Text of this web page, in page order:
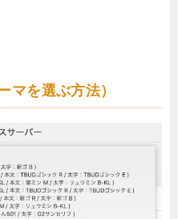
マを選ぶ方法）